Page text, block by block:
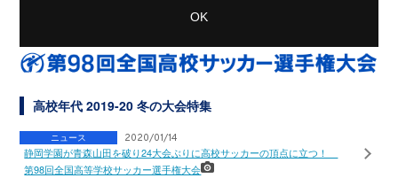
OK
高校年代 2019-20 冬の大会特集
ニュース 2020/01/14
静岡学園が青森山田を破り24大会ぶりに高校サッカーの頂点に立つ！
第98回全国高等学校サッカー選手権大会